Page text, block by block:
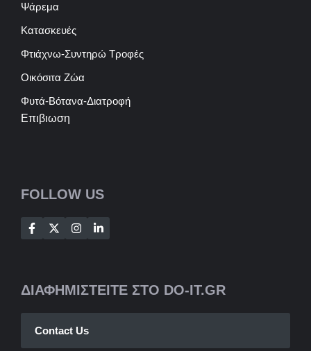
Ψάρεμα
Κατασκευές
Φτιάχνω-Συντηρώ Τροφές
Οικόσιτα Ζώα
Φυτά-Βότανα-Διατροφή
Επιβιωση
FOLLOW US
ΔΙΑΦΗΜΙΣΤΕΙΤΕ ΣΤΟ DO-IT.GR
Contact Us